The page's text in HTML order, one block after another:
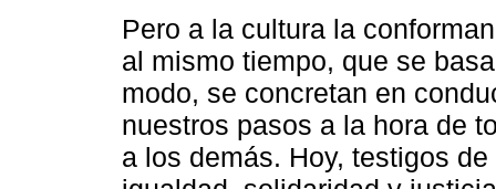
Pero a la cultura la
al mismo tiempo, que se
modo, se concretan en
nuestros pasos a la hora de
a los demás. Hoy, testigos